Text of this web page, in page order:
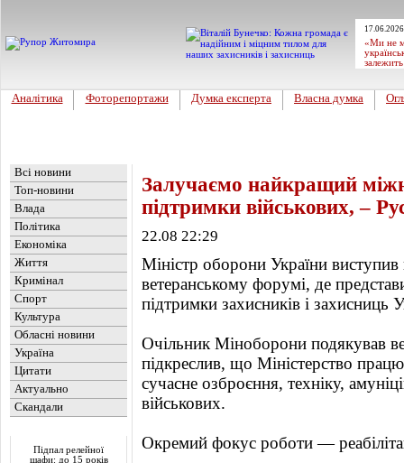
«Ми не
Аналітика Фоторепортажи Думка експерта Власна думка
Всі новини
Топ-новини
Влада
Політика
Економіка
Життя
Кримінал
Спорт
Культура
Обласні новини
Україна
Цитати
Актуально
Скандали
Підпал релейної
шафи: до 15 років
Залучаємо найкращий
підтримки військових, –
22.08 22:29
Міністр оборони України
ветеранському форумі, де
підтримки захисників і захисниць
Очільник Міноборони подякував
підкреслив, що Міністерство
сучасне озброєння, техніку,
військових.
Окремий фокус роботи —